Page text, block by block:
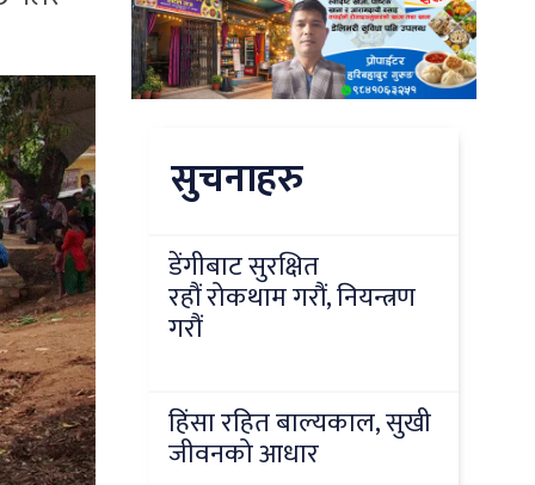
सुचनाहरु
डेंगीबाट सुरक्षित
रहौं रोकथाम गरौं, नियन्त्रण
गरौं
हिंसा रहित बाल्यकाल, सुखी
जीवनको आधार